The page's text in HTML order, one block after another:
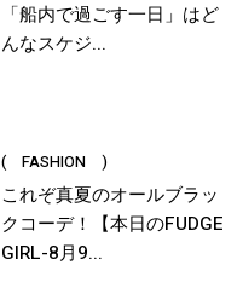
「船内で過ごす一日」はど
んなスケジ...
( FASHION )
これぞ真夏のオールブラッ
クコーデ！【本日のFUDGE
GIRL-8月9...